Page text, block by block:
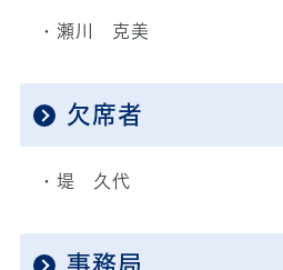
・瀬川 克美
欠席者
・堤 久代
事務局